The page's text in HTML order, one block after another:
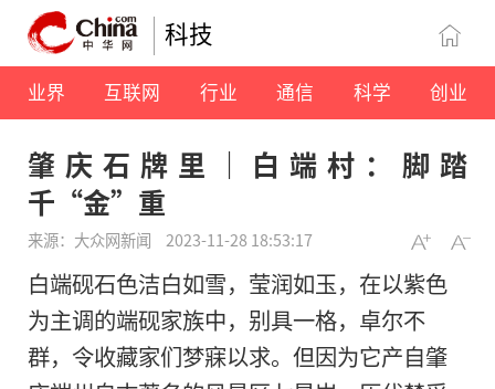
科技
业界 互联网 行业 通信 科学 创业
肇庆石牌里｜白端村：脚踏
千“金”重
来源：大众网新闻 2023-11-28 18:53:17
白端砚石色洁白如雪，莹润如玉，在以紫色
为主调的端砚家族中，别具一格，卓尔不
群，令收藏家们梦寐以求。但因为它产自肇